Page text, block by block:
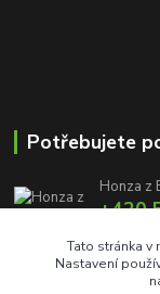
Potřebujete
Honza z
+420
info@elproprofi.cz
Tato stránka v
Nastavení